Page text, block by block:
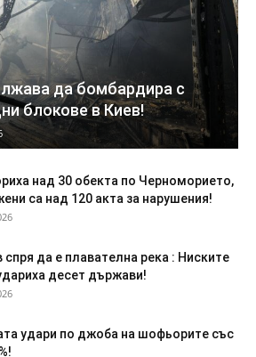
да бомбардира с
блокове в Киев!
над 30 обекта по Черноморието,
са над 120 акта за нарушения!
спря да e плaвaтeлнa peĸa : Ниските
десет държави!
удари по джоба на шофьорите със